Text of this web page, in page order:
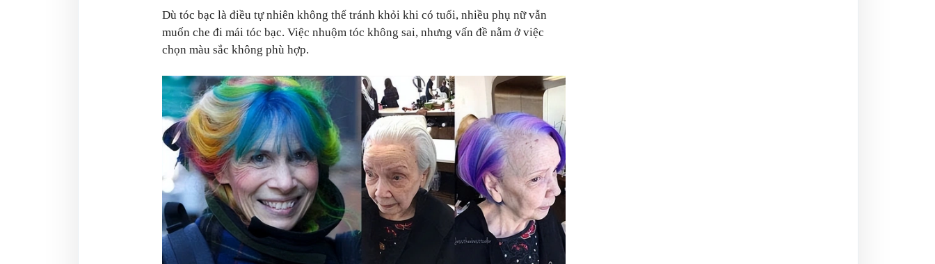
Dù tóc bạc là điều tự nhiên không thể tránh khỏi khi có tuổi, nhiều phụ nữ vẫn
muốn che đi mái tóc bạc. Việc nhuộm tóc không sai, nhưng vấn đề nằm ở việc
chọn màu sắc không phù hợp.